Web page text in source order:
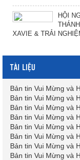
HỘI
XAVIE & TRẢI
TÀI LIỆU
Bản tin Vui Mừng và
Bản tin Vui Mừng và
Bản tin Vui Mừng và
Bản tin Vui Mừng và
Bản tin Vui Mừng và
Bản tin Vui Mừng và
Bản tin Vui Mừng và
Bản tin Vui Mừng và